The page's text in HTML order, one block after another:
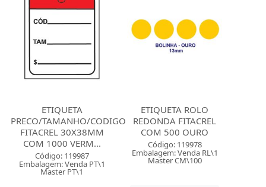
ETIQUETA
PRECO/TAMANHO/CODIGO
FITACREL 30X38MM
COM 1000 VERM...
Código: 119987
Embalagem: Venda PT\1
Master PT\1
ETIQUETA ROLO
REDONDA FITACREL
COM 500 OURO
Código: 119978
Embalagem: Venda RL\1
Master CM\100